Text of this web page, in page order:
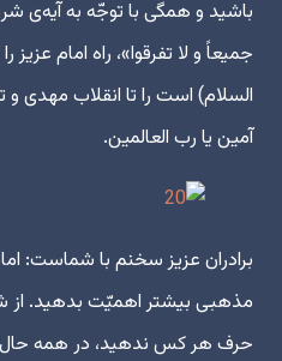
باشید و همگی با توجّه به آیه‌ی
جمیعاً و لا تفرقوا»، راه امام
السلام) است را تا انقلاب مهدی و
آمین یا رب العالمین.
برادران عزیز سخنم با شماست:
مذهبی بیشتر اهمیّت بدهید.
حرف هر کس ندهید، در همه حال